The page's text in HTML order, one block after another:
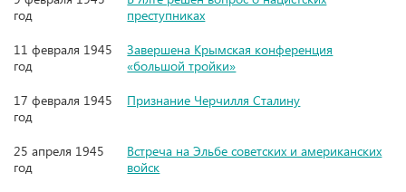
год
преступниках
11 февраля 1945
год
Завершена Крымская конференция
«большой тройки»
17 февраля 1945
год
Признание Черчилля Сталину
25 апреля 1945
год
Встреча на Эльбе советских и американских
войск